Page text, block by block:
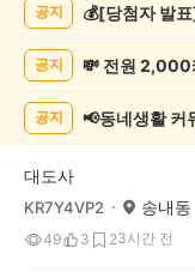
록
공지
공지
공지 📢동네생활
대도사
KR7Y4VP2 송내동
49 3 23시간 전